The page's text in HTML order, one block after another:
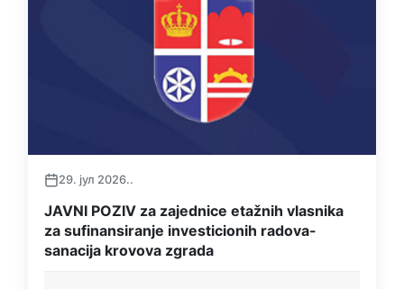
29. јул 2026..
JAVNI POZIV za zajednice etažnih vlasnika
za sufinansiranje investicionih radova-
sanacija krovova zgrada